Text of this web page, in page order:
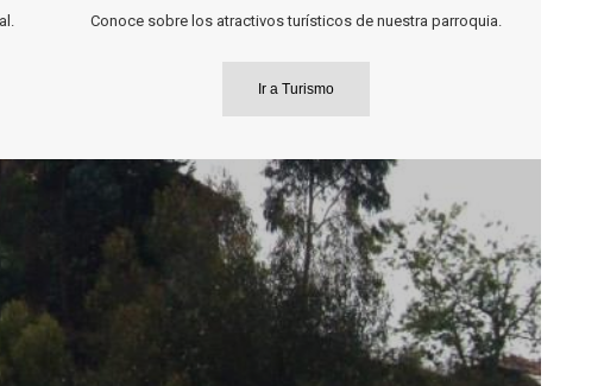
Conoce sobre los atractivos turísticos de nuestra parroquia.
Ir a Turismo